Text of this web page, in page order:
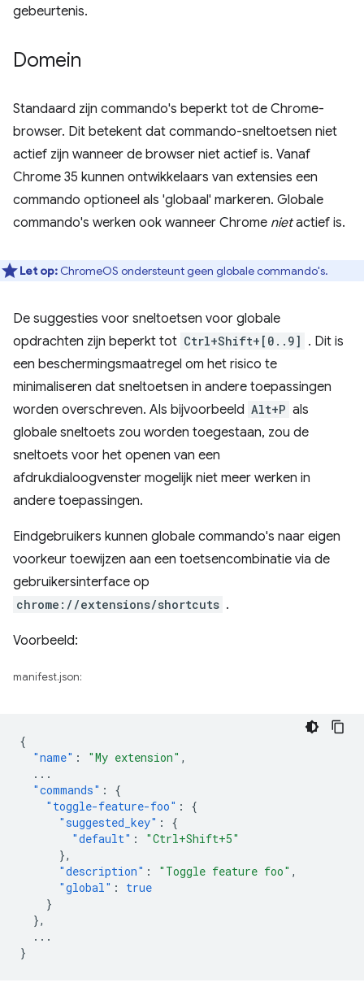
gebeurtenis.
Domein
Standaard zijn commando's beperkt tot de Chrome-
browser. Dit betekent dat commando-sneltoetsen niet
actief zijn wanneer de browser niet actief is. Vanaf
Chrome 35 kunnen ontwikkelaars van extensies een
commando optioneel als 'globaal' markeren. Globale
commando's werken ook wanneer Chrome nietactief is.
Let op: ChromeOS ondersteunt geen globale commando's.
De suggesties voor sneltoetsen voor globale
opdrachten zijn beperkt tot Ctrl+Shift+[0..9] . Dit is
een beschermingsmaatregel om het risico te
minimaliseren dat sneltoetsen in andere toepassingen
worden overschreven. Als bijvoorbeeld Alt+P als
globale sneltoets zou worden toegestaan, zou de
sneltoets voor het openen van een
afdrukdialoogvenster mogelijk niet meer werken in
andere toepassingen.
Eindgebruikers kunnen globale commando's naar eigen
voorkeur toewijzen aan een toetsencombinatie via de
gebruikersinterface op
chrome://extensions/shortcuts .
Voorbeeld:
manifest.json:
{
"name" : "My extension" ,
...
"commands" :
{
"toggle-feature-foo" :
{
"suggested_key" :
{
"default" :
"Ctrl+Shift+5"
},
"description" : "Toggle feature foo" ,
"global" :
true
}
},
...
}